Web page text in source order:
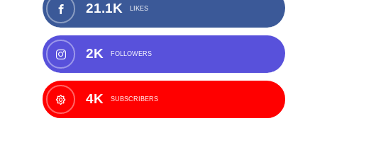
21.1K LIKES
2K FOLLOWERS
4K SUBSCRIBERS